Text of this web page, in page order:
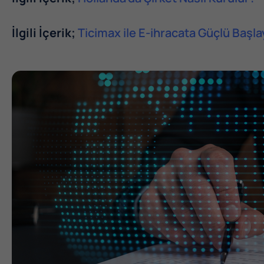
İlgili İçerik; Ticimax ile E-ihracata Güçlü